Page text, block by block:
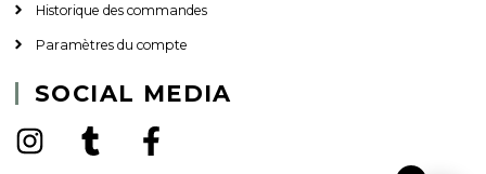
Historique des commandes
Paramètres du compte
SOCIAL MEDIA